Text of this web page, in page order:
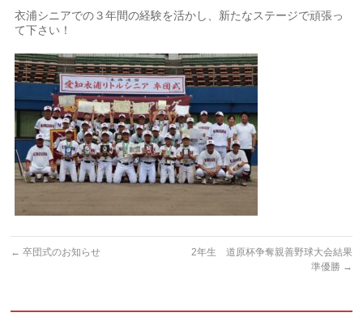
衣浦シニアでの３年間の経験を活かし、新たなステージで頑張っ
て下さい！
← 卒団式のお知らせ
2年生 道原杯争奪親善野球大会結果
準優勝 →